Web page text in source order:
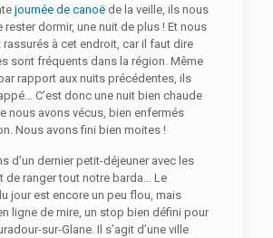
journée de canoëde la veille, ils nous
rester dormir, une nuit de plus ! Et nous
rassurés à cet endroit, car il faut dire
sont fréquents dans la région. Même
rapport aux nuits précédentes, ils
C’est donc une nuit bien chaude
nous avons vécus, bien enfermés
Nous avons fini bien moites !
d’un dernier petit-déjeuner avec les
de ranger tout notre barda… Le
jour est encore un peu flou, mais
ligne de mire, un stop bien défini pour
sur-Glane. Il s’agit d’une ville